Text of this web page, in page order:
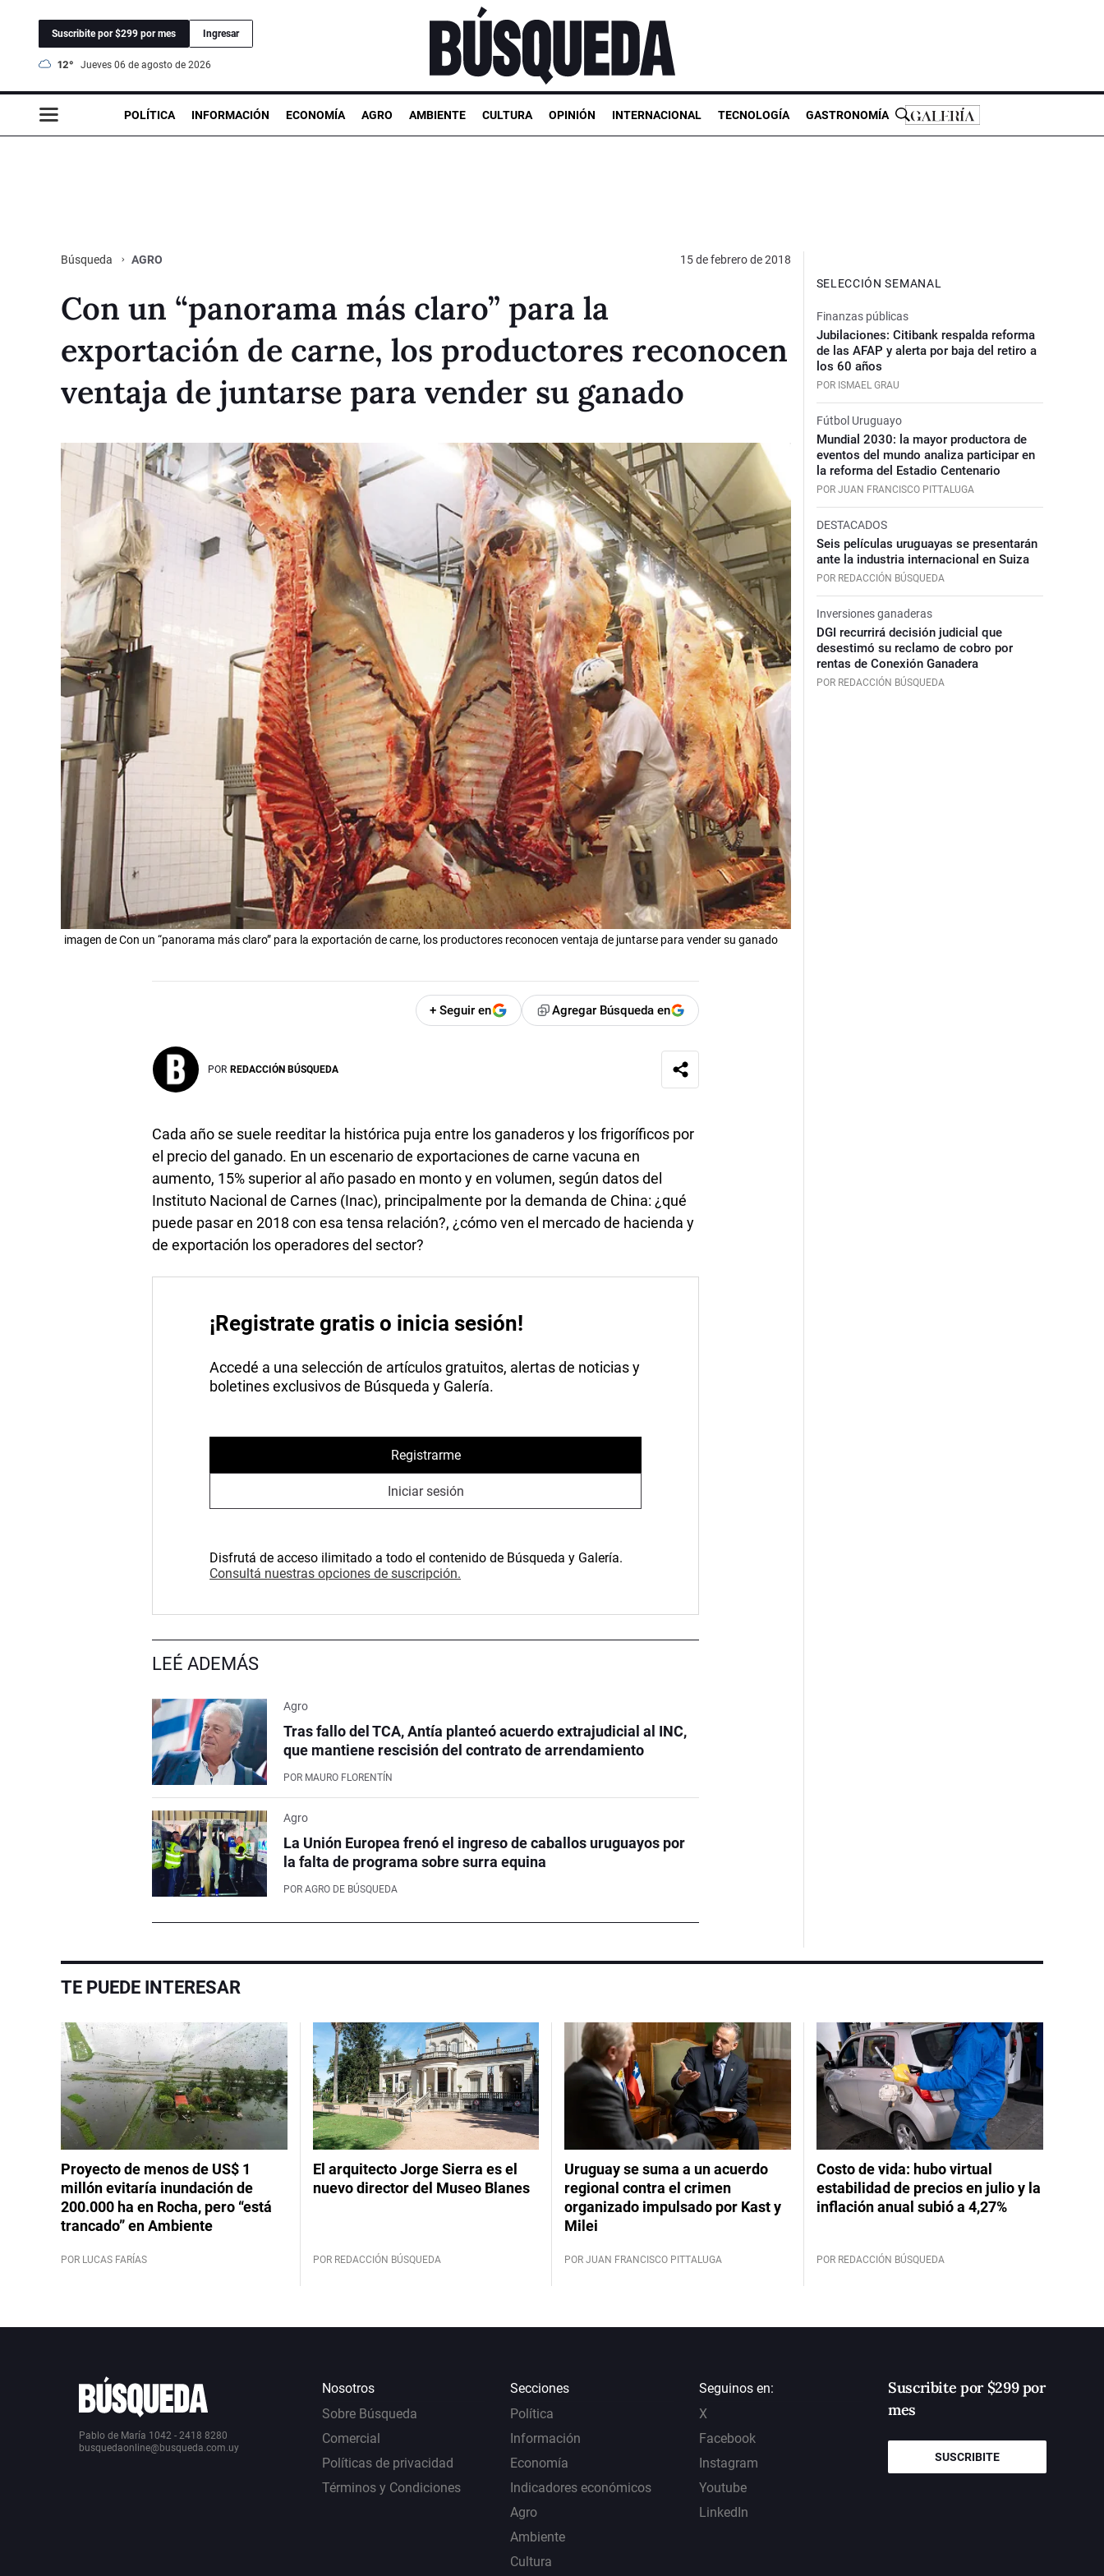
Suscribite por $299 por mes Ingresar
12° jueves 06 de agosto de 2026
POLÍTICA INFORMACIÓN ECONOMÍA AGRO AMBIENTE CULTURA OPINIÓN INTERNACIONAL TECNOLOGÍA GASTRONOMÍA
Búsqueda AGRO 15 de febrero de 2018
Con un “panorama más claro” para la
exportación de carne, los productores reconocen
ventaja de juntarse para vender su ganado
imagen de Con un “panorama más claro” para la exportación de carne, los productores reconocen ventaja de juntarse para vender su ganado
+ Seguir en Agregar Búsqueda en
POR REDACCIÓN BÚSQUEDA
Cada año se suele reeditar la histórica puja entre los ganaderos y los frigoríficos por
el precio del ganado. En un escenario de exportaciones de carne vacuna en
aumento, 15% superior al año pasado en monto y en volumen, según datos del
Instituto Nacional de Carnes (Inac), principalmente por la demanda de China: ¿qué
puede pasar en 2018 con esa tensa relación?, ¿cómo ven el mercado de hacienda y
de exportación los operadores del sector?
¡Registrate gratis o inicia sesión!
Accedé a una selección de artículos gratuitos, alertas de noticias y
boletines exclusivos de Búsqueda y Galería.
Registrarme
Iniciar sesión
Disfrutá de acceso ilimitado a todo el contenido de Búsqueda y Galería.
Consultá nuestras opciones de suscripción.
LEÉ ADEMÁS
Agro
Tras fallo del TCA, Antía planteó acuerdo extrajudicial al INC,
que mantiene rescisión del contrato de arrendamiento
POR MAURO FLORENTÍN
Agro
La Unión Europea frenó el ingreso de caballos uruguayos por
la falta de programa sobre surra equina
POR AGRO DE BÚSQUEDA
SELECCIÓN SEMANAL
Finanzas públicas
Jubilaciones: Citibank respalda reforma
de las AFAP y alerta por baja del retiro a
los 60 años
POR ISMAEL GRAU
Fútbol Uruguayo
Mundial 2030: la mayor productora de
eventos del mundo analiza participar en
la reforma del Estadio Centenario
POR JUAN FRANCISCO PITTALUGA
DESTACADOS
Seis películas uruguayas se presentarán
ante la industria internacional en Suiza
POR REDACCIÓN BÚSQUEDA
Inversiones ganaderas
DGI recurrirá decisión judicial que
desestimó su reclamo de cobro por
rentas de Conexión Ganadera
POR REDACCIÓN BÚSQUEDA
TE PUEDE INTERESAR
Proyecto de menos de US$ 1
millón evitaría inundación de
200.000 ha en Rocha, pero “está
trancado” en Ambiente
POR LUCAS FARÍAS
El arquitecto Jorge Sierra es el
nuevo director del Museo Blanes
POR REDACCIÓN BÚSQUEDA
Uruguay se suma a un acuerdo
regional contra el crimen
organizado impulsado por Kast y
Milei
POR JUAN FRANCISCO PITTALUGA
Costo de vida: hubo virtual
estabilidad de precios en julio y la
inflación anual subió a 4,27%
POR REDACCIÓN BÚSQUEDA
Pablo de María 1042 - 2418 8280
busquedaonline@busqueda.com.uy
Nosotros
Sobre Búsqueda
Comercial
Políticas de privacidad
Términos y Condiciones
Secciones
Política
Información
Economía
Indicadores económicos
Agro
Ambiente
Cultura
Seguinos en:
X
Facebook
Instagram
Youtube
LinkedIn
Suscribite por $299 por
mes
SUSCRIBITE